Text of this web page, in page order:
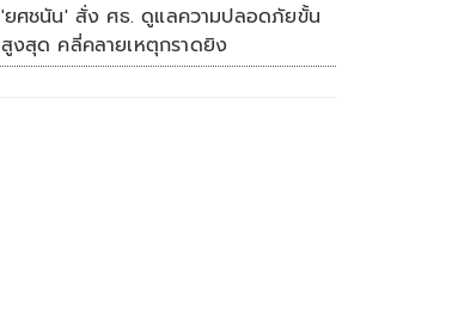
'ยศชนัน' สั่ง ศธ. ดูแลความปลอดภัยขั้น
สูงสุด คลี่คลายเหตุกราดยิง